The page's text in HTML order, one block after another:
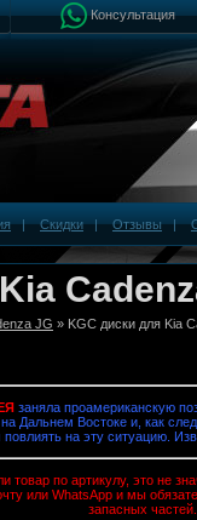
Консультация
|Скидки|Отзывы|
JG » KGC диски для Kia
заняла проамериканскую
Дальнем Востоке и, как
на эту ситуацию.
по артикулу, это не
или WhatsApp и мы
запасных частей.